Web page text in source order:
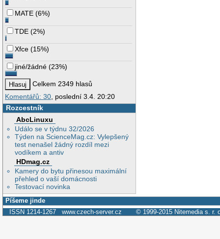
MATE (6%)
TDE (2%)
Xfce (15%)
jiné/žádné (23%)
Celkem 2349 hlasů
Komentářů: 30 , poslední 3.4. 20:20
Rozcestník
AbcLinuxu
Událo se v týdnu 32/2026
Týden na ScienceMag.cz: Vylepšený
test nenašel žádný rozdíl mezi
vodíkem a antiv
HDmag.cz
Kamery do bytu přinesou maximální
přehled o vaší domácnosti
Testovací novinka
Píšeme jinde
ISSN 1214-1267 www.czech-server.cz © 1999-2015 Nitemedia s. r.